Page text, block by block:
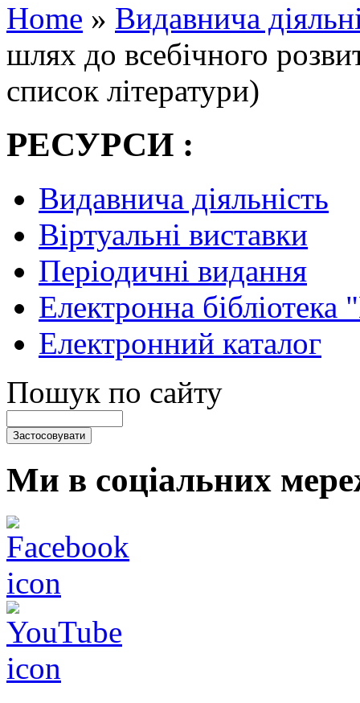
Home » Видавнича
шлях до всебічного
список літератури)
РЕСУРСИ :
Видавнича діяльність
Віртуальні виставки
Періодичні видання
Електронна
Електронний каталог
Пошук по сайту
Ми в соціальних